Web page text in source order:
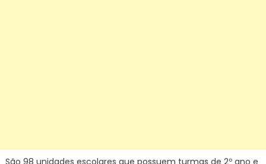
São 98 unidades escolares que possuem turmas de 2º ano e